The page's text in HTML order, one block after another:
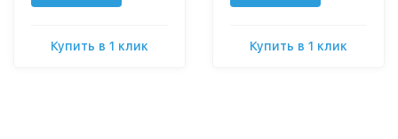
Купить в 1 клик Купить в 1 клик